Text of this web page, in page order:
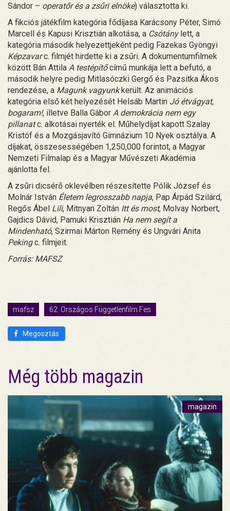
Sándor – operatőr és a zsűri elnöke) választotta ki.
A fikciós játékfilm kategória fődíjasa Karácsony Péter, Simó
Marcell és Kapusi Krisztián alkotása, a Csótánylett, a
kategória második helyezettjeként pedig Fazekas Gyöngyi
Képzavarc. filmjét hirdette ki a zsűri. A dokumentumfilmek
között Bán Attila A testépítőcímű munkája lett a befutó, a
második helyre pedig Mitlasóczki Gergő és Pazsitka Ákos
rendezése, a Magunk vagyunkkerült. Az animációs
kategória első két helyezését Helsáb Martin Jó étvágyat,
bogaram!, illetve Balla Gábor A demokrácia nem egy
pillanatc. alkotásai nyerték el. Műhelydíjat kapott Szalay
Kristóf és a Mozgásjavító Gimnázium 10 Nyek osztálya. A
díjakat, összesességében 1,250,000 forintot, a Magyar
Nemzeti Filmalap és a Magyar Művészeti Akadémia
ajánlotta fel.
A zsűri dicsérő oklevélben részesítette Pólik József és
Molnár István Életem legrosszabb napja, Pap Árpád Szilárd,
Regős Ábel Lili, Mitnyan Zoltán Itt és most, Molvay Norbert,
Gajdics Dávid, Pamuki Krisztián Ha nem segít a
Mindenható, Szirmai Márton Remény és Ungvári Anita
Pekingc. filmjeit.
Forrás: MAFSZ
mafsz 62. Országos Függetlenfilm Fes
Megosztás
Még több magazin
magazin